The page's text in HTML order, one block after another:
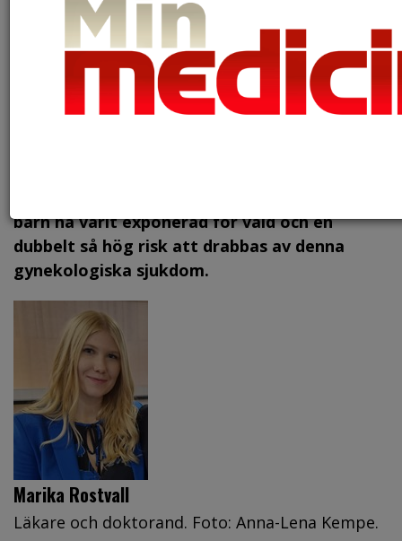
Foto: Canstock, arkiv.
En ny studie från Karolinska Institutet med
barn ha varit exponerad för våld och en
dubbelt så hög risk att drabbas av denna
gynekologiska sjukdom.
Marika Rostvall
Läkare och doktorand. Foto: Anna-Lena Kempe.